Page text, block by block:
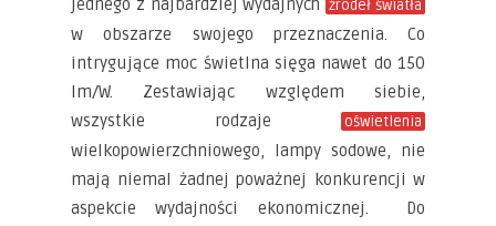
jednego z najbardziej wydajnychźródeł światła
w obszarze swojego przeznaczenia. Co
intrygujące moc świetlna sięga nawet do 150
lm/W. Zestawiając względem siebie,
wszystkie rodzaje
oświetlenia
wielkopowierzchniowego, lampy sodowe, nie
mają niemal żadnej poważnej konkurencji w
aspekcie wydajności ekonomicznej. Do